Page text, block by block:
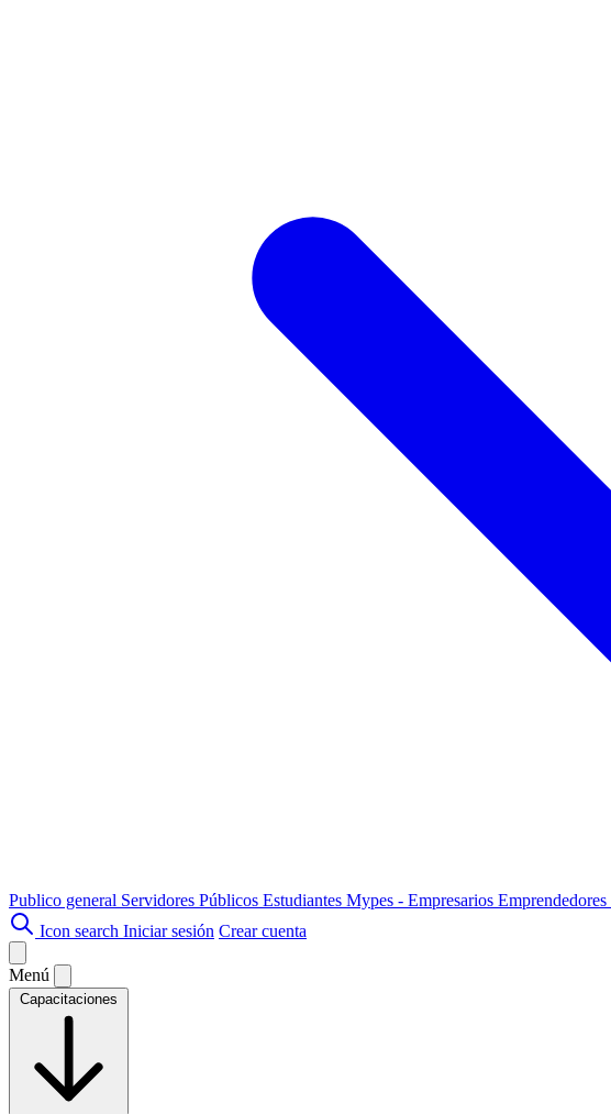
Publico general Servidores Públicos Estudiantes Mypes - Empresarios Emprendedores
Icon search Iniciar sesión Crear cuenta
Menú
Capacitaciones